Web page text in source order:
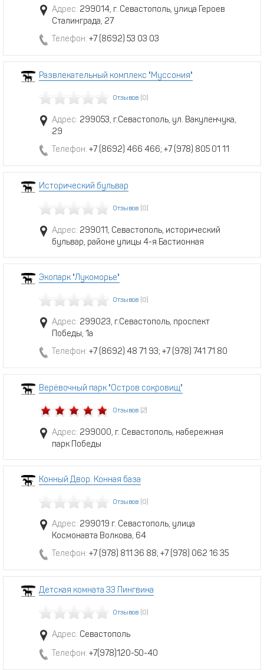
Адрес: 299014, г. Севастополь, улица Героев
Сталинграда, 27
Телефон: +7 (8692) 53 03 03
Развлекательный комплекс "Муссония"
Отзывов (0)
Адрес: 299053, г.Севастополь, ул. Вакуленчука,
29
Телефон: +7 (8692) 466 466; +7 (978) 805 01 11
Исторический бульвар
Отзывов (0)
Адрес: 299011, Севастополь, исторический
бульвар, районе улицы 4-я Бастионная
Экопарк "Лукоморье"
Отзывов (0)
Адрес: 299023, г.Севастополь, проспект
Победы, 1а
Телефон: +7 (8692) 48 71 93; +7 (978) 741 71 80
Верёвочный парк "Остров сокровищ"
Отзывов (2)
Адрес: 299000, г. Севастополь, набережная
парк Победы
Конный Двор. Конная база
Отзывов (0)
Адрес: 299019 г. Севастополь, улица
Космонавта Волкова, 64
Телефон: +7 (978) 811 36 88; +7 (978) 062 16 35
Детская комната 33 Пингвина
Отзывов (0)
Адрес: Севастополь
Телефон: +7(978)120-50-40